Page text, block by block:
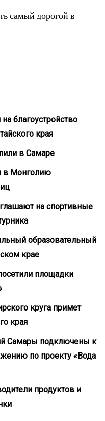
самый дорогой в
благоустройство
края
в Самаре
в Монголию
на спортивные
образовательный
крае
площадки
круга примет
края
Самары подключены к
по проекту «Вода
продуктов и